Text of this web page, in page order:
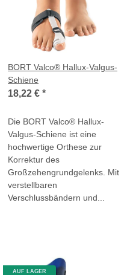
BORT Valco® Hallux-Valgus-
Schiene
18,22 € *
Die BORT Valco® Hallux-
Valgus-Schiene ist eine
hochwertige Orthese zur
Korrektur des
Großzehengrundgelenks. Mit
verstellbaren
Verschlussbändern und...
AUF LAGER